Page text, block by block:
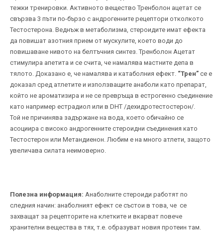
тежки тренировки. Активното вещество Тренболон ацетат се
свързва 3 пъти по-бързо с андрогенните рецептори отколкото
Тестостерона. Веднъж в метаболизма, стероидите имат ефекта
да повишат азотния прием от мускулите, което води до
повишаване нивото на белтъчния синтез. Тренболон Ацетат
стимулира апетита и се счита, че намалява мастните депа в
тялото. Доказано е, че намалява и катаболния ефект. “Трен” се е
доказал сред атлетите и използващите анаболи като препарат,
който не ароматизира и не се превръща в естрогенно съединение
като например естрадиол или в DHT /дехидротестостерон/.
Той не причинява задържане на вода, което обичайно се
асоциира с високо андрогенните стероидни съединения като
Тестостерон или Метандиенон. Любим е на много атлети, защото
увеличава силата неимоверно.
Полезна информация: Анаболните стероиди работят по
следния начин: анаболният ефект се състои в това, че се
захващат за рецепторите на клетките и вкарват повече
хранителни вещества в тях, т.е. образуват новия протеин там.